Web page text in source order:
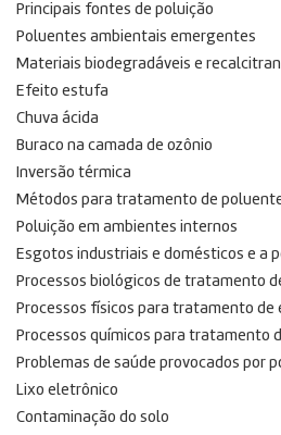
Principais fontes de poluição
Poluentes ambientais emergentes
Materiais biodegradáveis e
Efeito estufa
Chuva ácida
Buraco na camada de ozônio
Inversão térmica
Métodos para tratamento de
Poluição em ambientes internos
Esgotos industriais e domésticos e a
Processos biológicos de tratamento
Processos físicos para tratamento de
Processos químicos para tratamento
Problemas de saúde provocados por
Lixo eletrônico
Contaminação do solo